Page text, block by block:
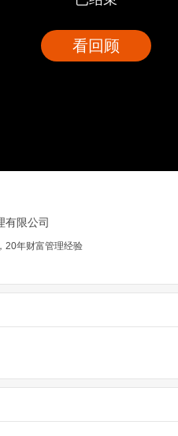
看回顾
有限公司
20年财富管理经验